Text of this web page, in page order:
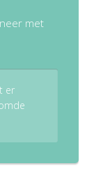
met
er